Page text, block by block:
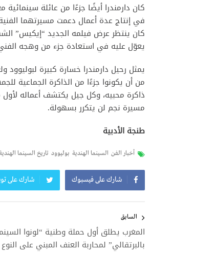
كان دارمندرا أيضًا جزءًا من عائلة
في إنتاج عدة أعمال دعمت مسيرتهما
كان ينتظر عرض فيلمه الجديد “إيكيس”
يعوّل عليه في استعادة جزء من وهجه
يمثل رحيل دارمندرا خسارة كبيرة لبوليوود
من أن يكونوا جزءًا من الذاكرة
ذاكرة محبيه، وكل جيل يكتشف أعماله
مسيرة نجم لن يتكرر بسهولة.
طنجة الأدبية
أخبار الفن السينما الهندية بوليوود تاريخ السينما
شارك على فيسبوك شارك على
المقالات
السابق
المغرب يطلق أول حملة وطنية “لونوا
بالبرتقالي” لمحاربة العنف المبني على النوع